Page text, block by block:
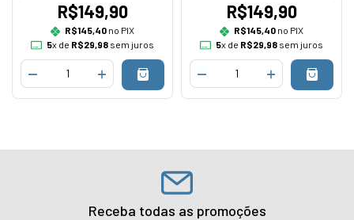
R$149,90
R$145,40 no PIX
5x de R$29,98sem juros
R$149,90
R$145,40 no PIX
5x de R$29,98sem juros
Receba todas as promoções